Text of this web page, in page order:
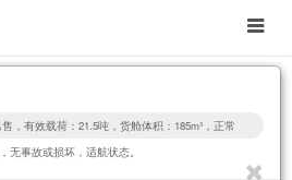
app
，有效载荷：21.5吨，货舱体积：185m³，正常
无事故或损坏，适航状态。